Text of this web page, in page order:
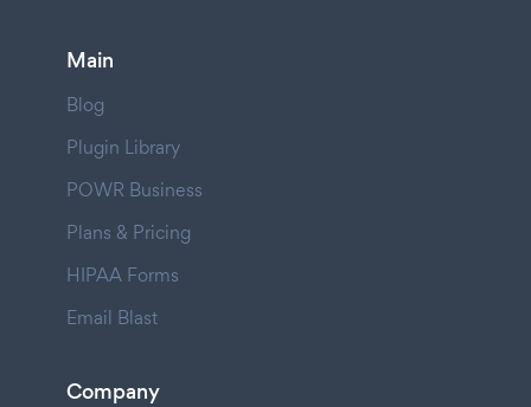
Main
Blog
Plugin Library
POWR Business
Plans & Pricing
HIPAA Forms
Email Blast
Company